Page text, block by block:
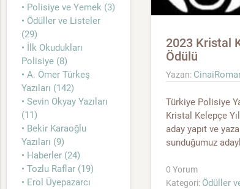
• Polisiye ve Yemek (3)
• Ödüller ve Listeler
(29)
• İlk Okudukları
Polisiye (8)
• A. Ömer Türkeş
Yazıları (142)
• Sevin Okyay Yazıları
(11)
• Bekir Karaoğlu
Yazıları (9)
• Haberler (24)
• Tozlu Raflar (19)
• Erol Üyepazarcı
2023 Kristal
Ödülü
Yazan:
Türkiye Polisiye
Kristal Kelepçe
aday yapıt ve
sunduğumuz
0 Yorum
Kategori: Ödüller